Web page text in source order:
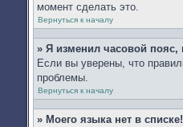
момент сделать это.
Вернуться к началу
» Я изменил часовой
Если вы уверены, что
проблемы.
Вернуться к началу
» Моего языка нет в списке!